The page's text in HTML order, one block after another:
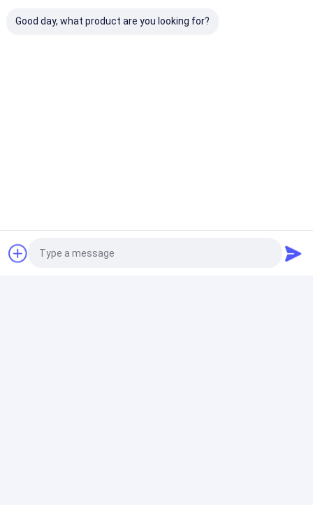
Good day, what product are you looking for?